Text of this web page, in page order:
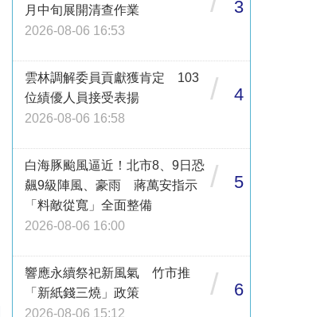
月中旬展開清查作業
2026-08-06 16:53
3
雲林調解委員貢獻獲肯定 103
位績優人員接受表揚
2026-08-06 16:58
/ 4
白海豚颱風逼近！北市8、9日恐
飆9級陣風、豪雨 蔣萬安指示
「料敵從寬」全面整備
2026-08-06 16:00
/ 5
響應永續祭祀新風氣 竹市推
「新紙錢三燒」政策
2026-08-06 15:12
/ 6